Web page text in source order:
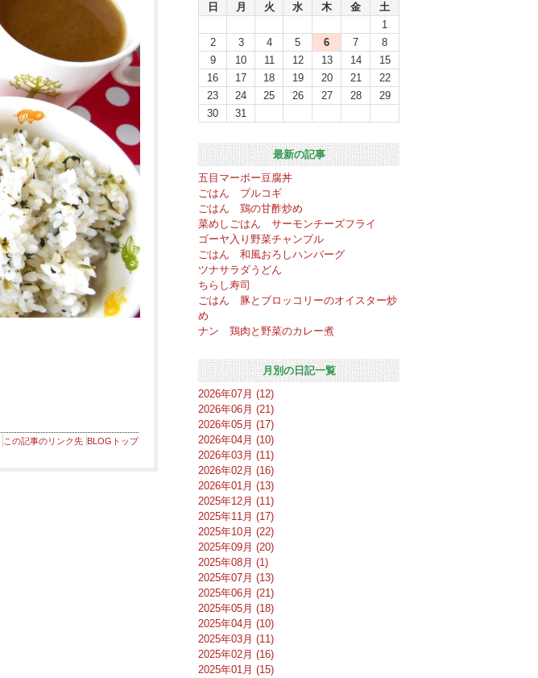
この記事のリンク先 BLOGトップ
日
月 火 水 木 金
土
1
2
3 4 5 6 7
8
9
10 11 12 13 14
15
16
17 18 19 20 21
22
23
24 25 26 27 28
29
30
31
最新の記事
五目マーボー豆腐丼
ごはん プルコギ
ごはん 鶏の甘酢炒め
菜めしごはん サーモンチーズフライ
ゴーヤ入り野菜チャンプル
ごはん 和風おろしハンバーグ
ツナサラダうどん
ちらし寿司
ごはん 豚とブロッコリーのオイスター炒
め
ナン 鶏肉と野菜のカレー煮
月別の日記一覧
2026年07月 (12)
2026年06月 (21)
2026年05月 (17)
2026年04月 (10)
2026年03月 (11)
2026年02月 (16)
2026年01月 (13)
2025年12月 (11)
2025年11月 (17)
2025年10月 (22)
2025年09月 (20)
2025年08月 (1)
2025年07月 (13)
2025年06月 (21)
2025年05月 (18)
2025年04月 (10)
2025年03月 (11)
2025年02月 (16)
2025年01月 (15)